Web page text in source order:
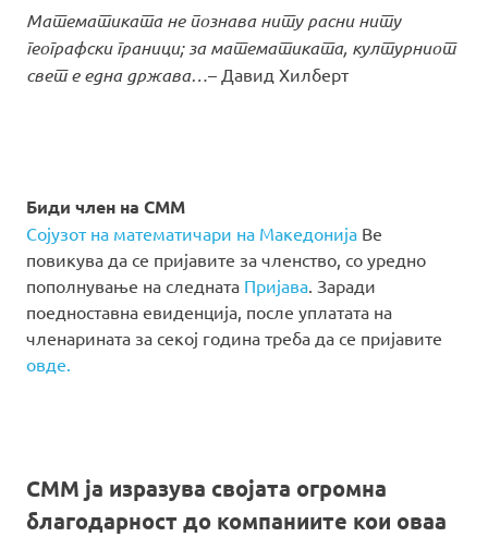
Математиката не познава ниту расни ниту
географски граници; за математиката, културниот
свет е една држава…– Давид Хилберт
Биди член на СММ
Сојузот на математичари на Македонија Ве
повикува да се пријавите за членство, со уредно
пополнување на следната Пријава . Заради
поедноставна евиденција, после уплатата на
членарината за секој година треба да се пријавите
овде.
СММ ја изразува својата огромна
благодарност до компаниите кои оваа